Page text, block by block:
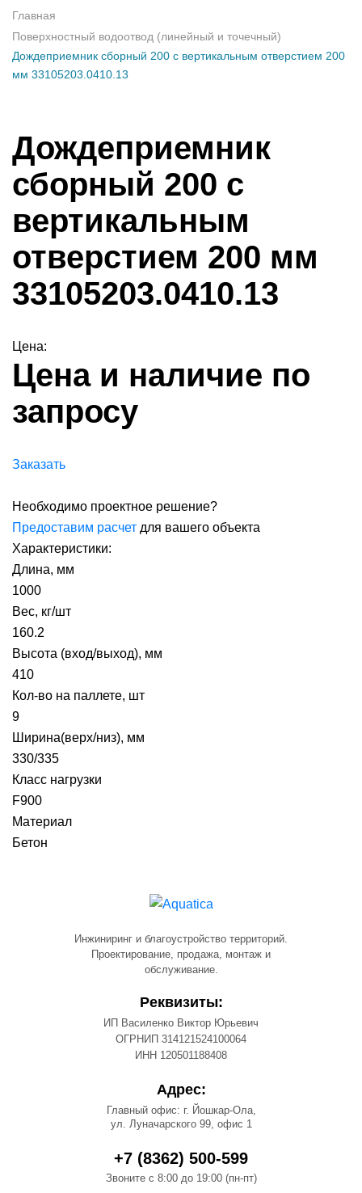
Главная
Поверхностный водоотвод (линейный и точечный)
Дождеприемник сборный 200 с вертикальным отверстием 200
мм 33105203.0410.13
Дождеприемник
сборный 200 с
вертикальным
отверстием 200 мм
33105203.0410.13
Цена:
Цена и наличие по
запросу
Заказать
Необходимо проектное решение?
Предоставим расчет для вашего объекта
Характеристики:
Длина, мм
1000
Вес, кг/шт
160.2
Высота (вход/выход), мм
410
Кол-во на паллете, шт
9
Ширина(верх/низ), мм
330/335
Класс нагрузки
F900
Материал
Бетон
Инжиниринг и благоустройство территорий.
Проектирование, продажа, монтаж и
обслуживание.
Реквизиты:
ИП Василенко Виктор Юрьевич
ОГРНИП 314121524100064
ИНН 120501188408
Адрес:
Главный офис: г. Йошкар-Ола,
ул. Луначарского 99, офис 1
+7 (8362) 500-599
Звоните с 8:00 до 19:00 (пн-пт)